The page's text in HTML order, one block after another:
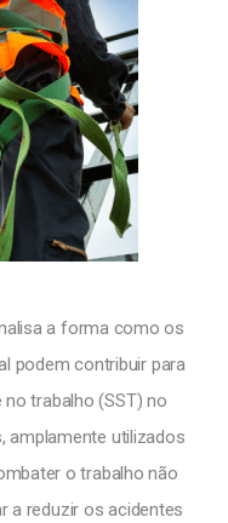
a forma como os
podem contribuir para
trabalho (SST) no
amplamente utilizados
o trabalho não
a reduzir os acidentes